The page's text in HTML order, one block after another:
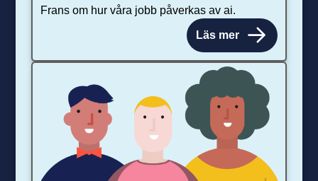
Frans om hur våra jobb påverkas av ai.
Läs mer